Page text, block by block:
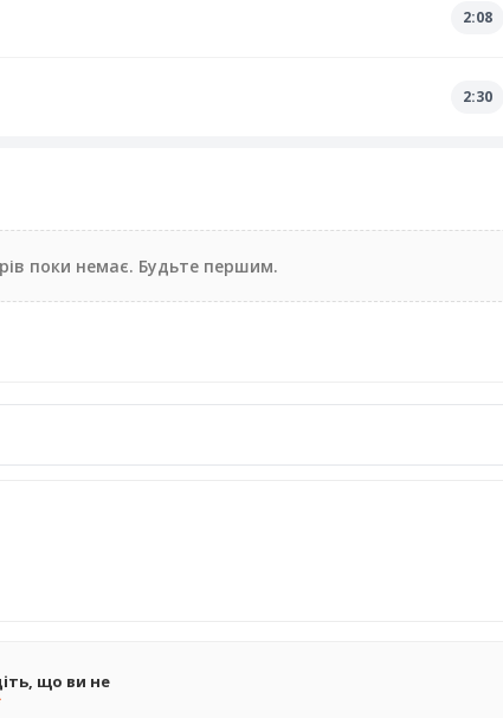
2:08
2:30
поки немає. Будьте першим.
що ви не